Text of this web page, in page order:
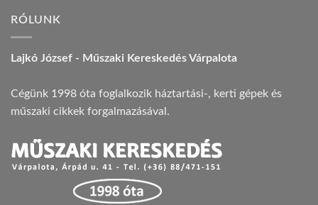
RÓLUNK
Lajkó József - Műszaki Kereskedés Várpalota
Cégünk 1998 óta foglalkozik háztartási-, kerti gépek és
műszaki cikkek forgalmazásával.